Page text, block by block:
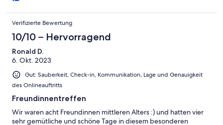
Verifizierte Bewertung
10/10 – Hervorragend
Ronald D.
6. Okt. 2023
Gut: Sauberkeit, Check-in, Kommunikation, Lage und Genauigkeit
des Onlineauftritts
Freundinnentreffen
Wir waren acht Freundinnen mittleren Alters :) und hatten vier
sehr gemütliche und schöne Tage in diesem besonderen